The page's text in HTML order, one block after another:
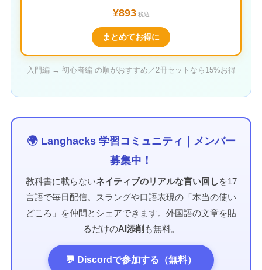
¥893税込
まとめてお得に
入門編 → 初心者編 の順がおすすめ／2冊セットなら15%お得
🌍 Langhacks 学習コミュニティ｜メンバー
募集中！
教科書に載らないネイティブのリアルな言い回しを17
言語で毎日配信。スラングや口語表現の「本当の使い
どころ」を仲間とシェアできます。外国語の文章を貼
るだけのAI添削 も無料。
💬 Discordで参加する（無料）